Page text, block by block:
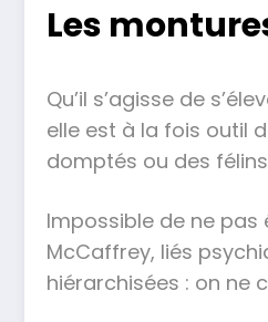
Les
Qu’il s’agisse de
elle est à la fois outil
domptés ou des
Impossible de ne pas
McCaffrey, liés
hiérarchisées : on ne